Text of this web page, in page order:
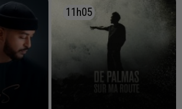
11h05
11h05